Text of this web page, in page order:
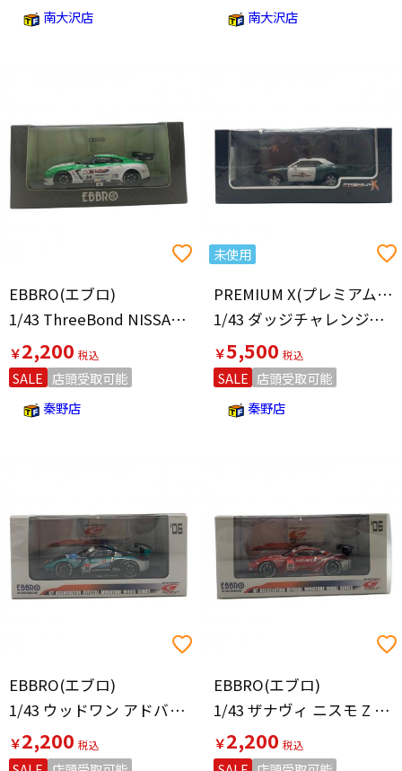
南大沢店
南大沢店
EBBRO(エブロ)
1/43 ThreeBond NISSAN JIDOUSYA DAIGAKKOU GT-R SUPER TAIKYU 2012 モデルカー
￥2,200
SALE 店頭受取可能
秦野店
未使用
PREMIUM X(プレミアムエックス)
1/43 ダッジチャレンジャーSRT8 2009 ブロウォード郡警察パトカー モデルカー
￥5,500
SALE 店頭受取可能
秦野店
EBBRO(エブロ)
1/43 ウッドワン アドバン コンドー Z スーパー GT500 2006 モデルカー
￥2,200
EBBRO(エブロ)
1/43 ザナヴィ ニスモ Z (鈴鹿 1000km) スーパーGT500 2006 モデルカー
￥2,200